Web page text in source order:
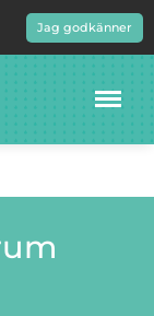
Jag godkänner
Meny